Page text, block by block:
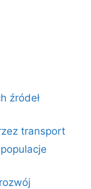
źródeł
transport